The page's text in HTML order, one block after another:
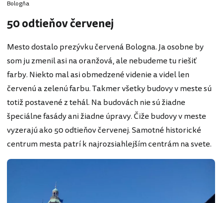
Bologňa
50 odtieňov červenej
Mesto dostalo prezývku červená Bologna. Ja osobne by
som ju zmenil asi na oranžová, ale nebudeme tu riešiť
farby. Niekto mal asi obmedzené videnie a videl len
červenú a zelenú farbu. Takmer všetky budovy v meste sú
totiž postavené z tehál. Na budovách nie sú žiadne
špeciálne fasády ani žiadne úpravy. Čiže budovy v meste
vyzerajú ako 50 odtieňov červenej. Samotné historické
centrum mesta patrí k najrozsiahlejším centrám na svete.